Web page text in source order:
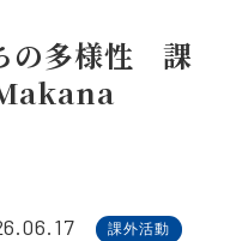
の多様性 課
課外活動